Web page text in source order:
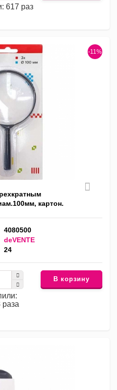
617 раз
-11%
картон.
4080500
deVENTE
24
раза
В корзину